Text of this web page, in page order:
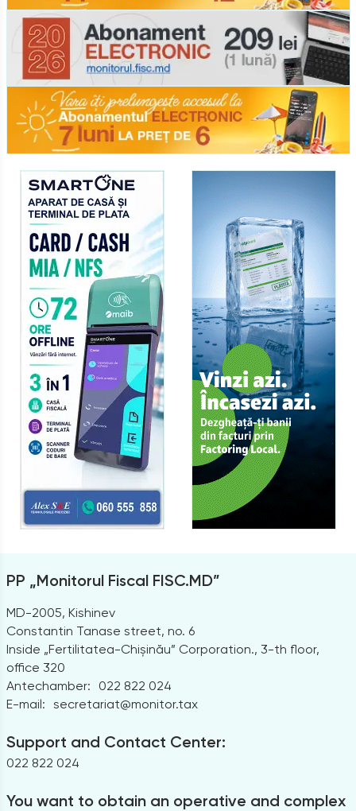
PP „Monitorul Fiscal FISC.MD”
MD-2005, Kishinev
Constantin Tanase street, no. 6
Inside „Fertilitatea-Chișinău” Corporation., 3-th floor,
office 320
Antechamber:
022 822 024
E-mail: secretariat@monitor.tax
Support and Contact Center:
022 822 024
You want to obtain an operative and complex